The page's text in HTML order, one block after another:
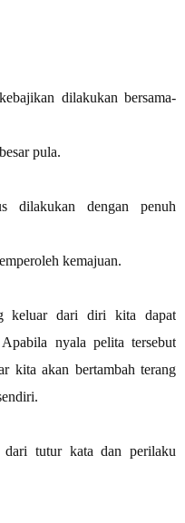
dilakukan bersama-
pula.
dilakukan dengan penuh
kemajuan.
keluar dari diri kita dapat
nyala pelita tersebut
kita akan bertambah terang
dari tutur kata dan perilaku